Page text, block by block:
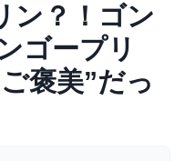
ン？！ゴン
ゴープリ
褒美”だっ